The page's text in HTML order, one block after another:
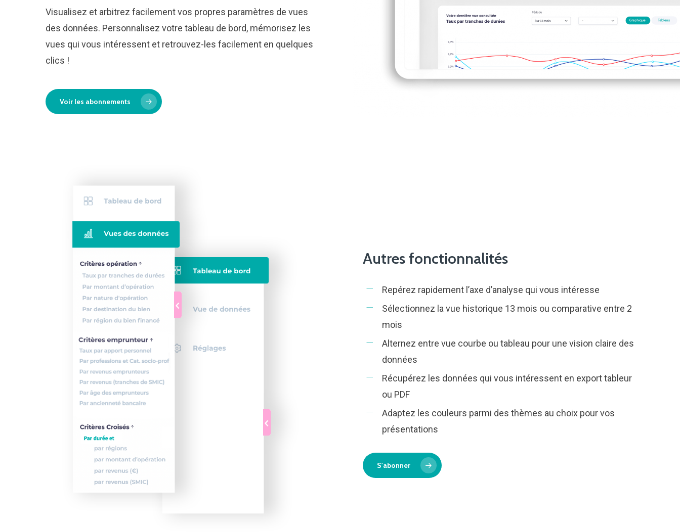
Visualisez et arbitrez facilement vos propres paramètres de vues
des données. Personnalisez votre tableau de bord, mémorisez les
vues qui vous intéressent et retrouvez-les facilement en quelques
clics !
Voir les abonnements
Autres fonctionnalités
Repérez rapidement l’axe d’analyse qui vous intéresse
Sélectionnez la vue historique 13 mois ou comparative entre 2
mois
Alternez entre vue courbe ou tableau pour une vision claire des
données
Récupérez les données qui vous intéressent en export tableur
ou PDF
Adaptez les couleurs parmi des thèmes au choix pour vos
présentations
S'abonner